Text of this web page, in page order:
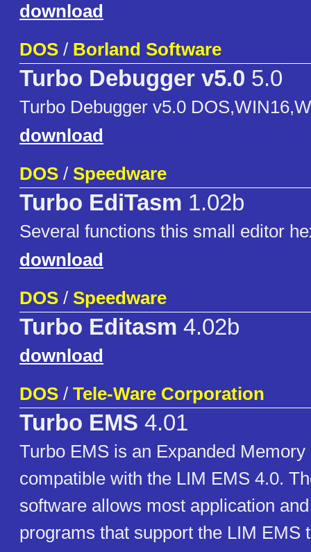
download
DOS / Borland Software
Turbo Debugger v5.0 5.0
Turbo Debugger v5.0
download
DOS / Speedware
Turbo EdiTasm 1.02b
Several functions this small editor
download
DOS / Speedware
Turbo Editasm 4.02b
download
DOS / Tele-Ware Corporation
Turbo EMS 4.01
Turbo EMS is an Expanded
compatible with the LIM EMS 4.0.
software allows most application
programs that support the LIM EMS